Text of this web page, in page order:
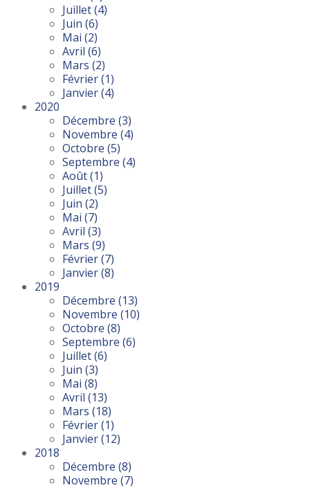
Juillet(4)
Juin (6)
Mai (2)
Avril (6)
Mars (2)
Février(1)
Janvier(4)
2020
Décembre (3)
Novembre (4)
Octobre (5)
Septembre (4)
Août(1)
Juillet(5)
Juin (2)
Mai (7)
Avril (3)
Mars (9)
Février(7)
Janvier(8)
2019
Décembre (13)
Novembre (10)
Octobre (8)
Septembre (6)
Juillet(6)
Juin (3)
Mai (8)
Avril (13)
Mars (18)
Février(1)
Janvier(12)
2018
Décembre (8)
Novembre (7)